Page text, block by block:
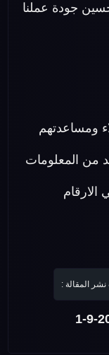
جودة عملنا
ومساعدتهم
من المعلومات
الارقام
المقالة :
1-9-